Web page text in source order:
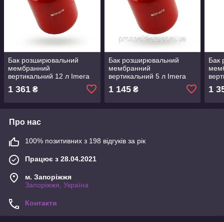
Бак розширювальний
мембранний
вертикальний 12 л Imera
1 361 ₴
Бак розширювальний
мембранний
вертикальний 5 л Imera
1 145₴
Бак
1
Про нас
100% позитивних з 198 відгуків за рік
Працює з 28.04.2021
м. Запоріжжя
Запоріжжя, Україна
Контакти